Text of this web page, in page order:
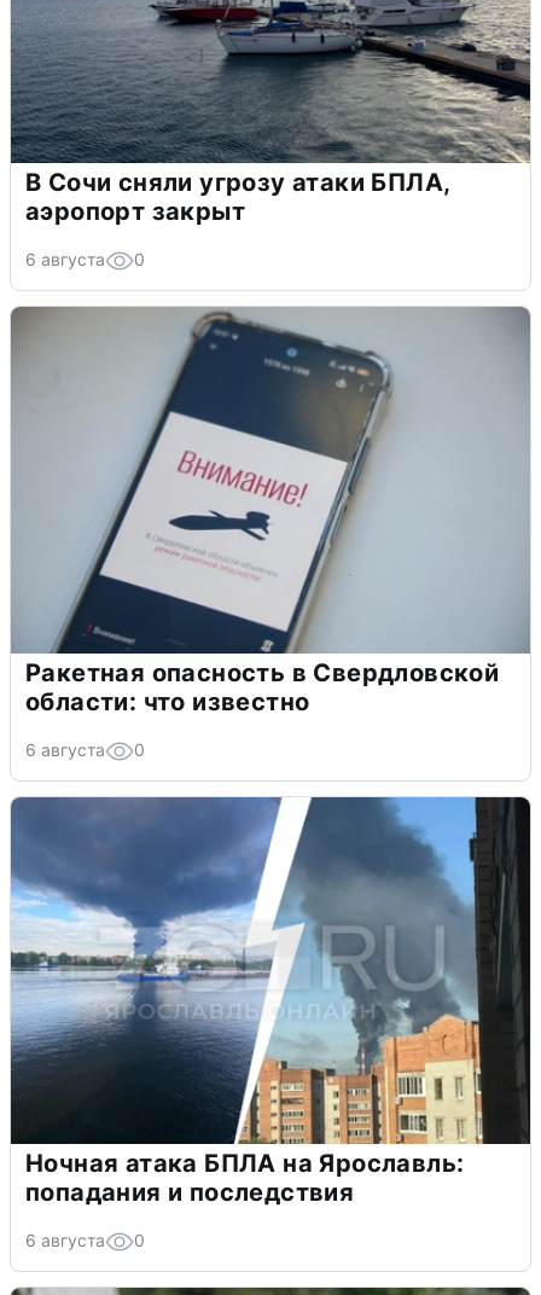
В Сочи сняли угрозу атаки БПЛА,
аэропорт закрыт
6 августа 0
Ракетная опасность в Свердловской
области: что известно
6 августа 0
Ночная атака БПЛА на Ярославль:
попадания и последствия
6 августа 0